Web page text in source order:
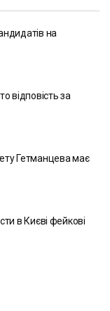
на
відповість за
Гетманцева має
в Києві фейкові